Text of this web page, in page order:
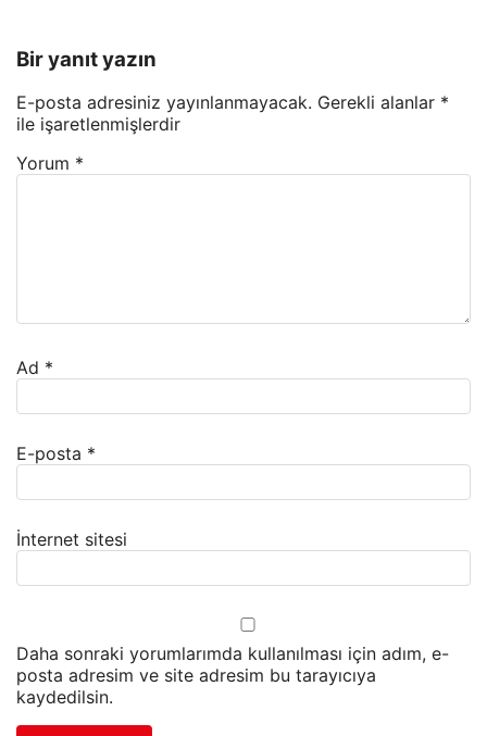
Bir yanıt yazın
E-posta adresiniz yayınlanmayacak. Gerekli alanlar *
ile işaretlenmişlerdir
Yorum *
Ad *
E-posta *
İnternet sitesi
Daha sonraki yorumlarımda kullanılması için adım, e-
posta adresim ve site adresim bu tarayıcıya
kaydedilsin.